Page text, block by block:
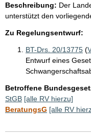
Beschreibung: Der
unterstützt den
Zu Regelungsentwurf:
BT-Drs. 20/13775 (
Entwurf eines
Betroffene
StGB [alle RV hierzu]
BeratungsG [alle RV